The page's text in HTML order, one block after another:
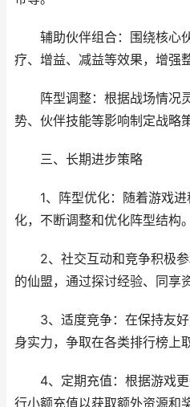
辅助伙伴组合：围绕核心
疗、增益、减益等效果，增强
阵型调整：根据战场情况
势、伙伴技能等影响制定战略
三、长期进步策略
1、阵型优化：随着游戏
化，不断调整和优化阵型结构。
2、社交互动和竞争积极
的仙盟，通过探讨经验、同享
3、适度竞争：在保持友
身实力，争取在各类排行榜上
4、定期充值：根据游戏
行小额充值以获取额外资源和